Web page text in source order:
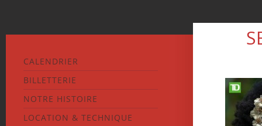
CALENDRIER
BILLETTERIE
NOTRE HISTOIRE
LOCATION & TECHNIQUE